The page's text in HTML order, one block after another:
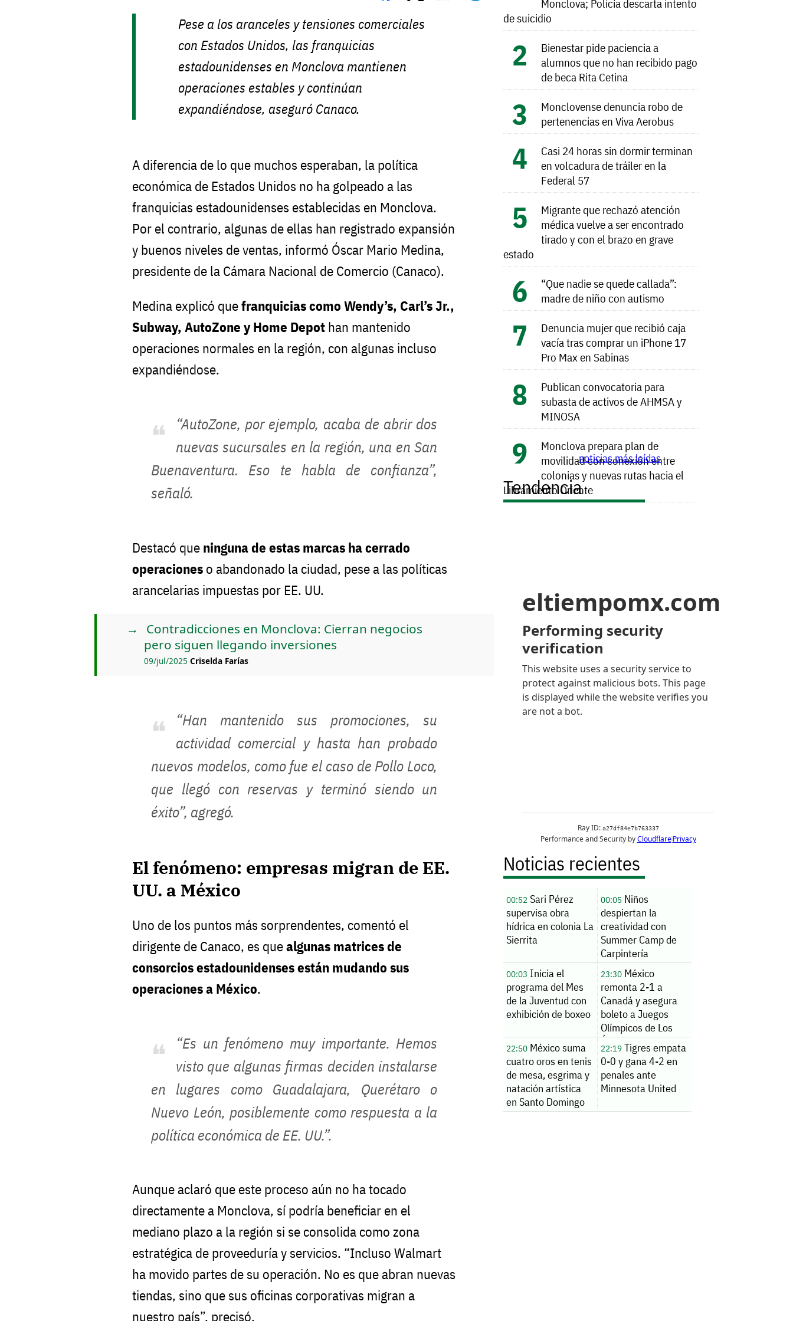
Pese a los aranceles y tensiones comerciales
con Estados Unidos, las franquicias
estadounidenses en Monclova mantienen
operaciones estables y continúan
expandiéndose, aseguró Canaco.
A diferencia de lo que muchos esperaban, la política
económica de Estados Unidos no ha golpeado a las
franquicias estadounidenses establecidas en Monclova.
Por el contrario, algunas de ellas han registrado expansión
y buenos niveles de ventas, informó Óscar Mario Medina,
presidente de la Cámara Nacional de Comercio (Canaco).
Medina explicó quefranquicias como Wendy’s, Carl’s Jr.,
Subway, AutoZone y Home Depot han mantenido
operaciones normales en la región, con algunas incluso
expandiéndose.
“AutoZone, por ejemplo, acaba de abrir dos
nuevas sucursales en la región, una en San
Buenaventura. Eso te habla de confianza”,
señaló.
Destacó que ninguna de estas marcas ha cerrado
operaciones o abandonado la ciudad, pese a las políticas
arancelarias impuestas por EE. UU.
Contradicciones en Monclova: Cierran negocios
pero siguen llegando inversiones
09/jul/2025 Criselda Farías
“Han mantenido sus promociones, su
actividad comercial y hasta han probado
nuevos modelos, como fue el caso de Pollo Loco,
que llegó con reservas y terminó siendo un
éxito”, agregó.
El fenómeno: empresas migran de EE.
UU. a México
Uno de los puntos más sorprendentes, comentó el
dirigente de Canaco, es quealgunas matrices de
consorcios estadounidenses están mudando sus
operaciones a México.
“Es un fenómeno muy importante. Hemos
visto que algunas firmas deciden instalarse
en lugares como Guadalajara, Querétaro o
Nuevo León, posiblemente como respuesta a la
política económica de EE. UU.”.
Aunque aclaró que este proceso aún no ha tocado
directamente a Monclova, sí podría beneficiar en el
mediano plazo a la región si se consolida como zona
estratégica de proveeduría y servicios. “Incluso Walmart
ha movido partes de su operación. No es que abran nuevas
tiendas, sino que sus oficinas corporativas migran a
nuestro país”, precisó.
Monclova; Policía descarta intento
de suicidio
Bienestar pide paciencia a
alumnos que no han recibido pago
de beca Rita Cetina
Monclovense denuncia robo de
pertenencias en Viva Aerobus
Casi 24 horas sin dormir terminan
en volcadura de tráiler en la
Federal 57
Migrante que rechazó atención
médica vuelve a ser encontrado
tirado y con el brazo en grave
estado
“Que nadie se quede callada”:
madre de niño con autismo
Denuncia mujer que recibió caja
vacía tras comprar un iPhone 17
Pro Max en Sabinas
Publican convocatoria para
subasta de activos de AHMSA y
MINOSA
Monclova prepara plan de
movilidad con conexión entre
colonias y nuevas rutas hacia el
Libramiento Oriente
noticias más leídas
Tendencia
Noticias recientes
00:52 Sari Pérez
supervisa obra
hídrica en colonia La
Sierrita
00:05Niños
despiertan la
creatividad con
Summer Camp de
Carpintería
00:03 Inicia el
programa del Mes
de la Juventud con
exhibición de boxeo
23:30México
remonta 2-1 a
Canadá y asegura
boleto a Juegos
Olímpicos de Los
Ángeles 2028
22:50 México suma
cuatro oros en tenis
de mesa, esgrima y
natación artística
en Santo Domingo
22:19Tigres empata
0-0 y gana 4-2 en
penales ante
Minnesota United